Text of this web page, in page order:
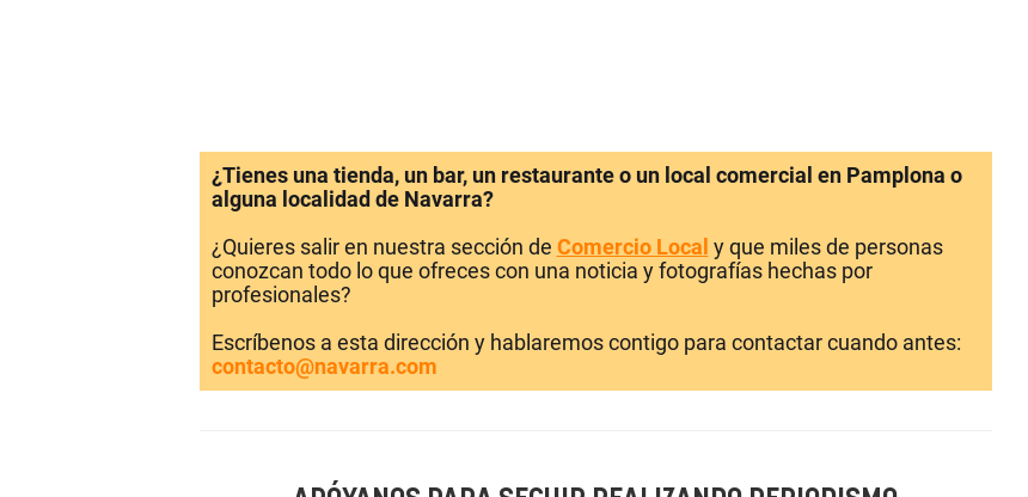
¿Tienes una tienda, un bar, un restaurante o un local comercial en Pamplona o
alguna localidad de Navarra?
¿Quieres salir en nuestra sección de Comercio Local y que miles de personas
conozcan todo lo que ofreces con una noticia y fotografías hechas por
profesionales?
Escríbenos a esta dirección y hablaremos contigo para contactar cuando antes:
contacto@navarra.com